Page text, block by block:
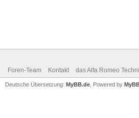
Foren-Team Kontakt das Alfa Romeo
Deutsche Übersetzung: MyBB.de , Powered by